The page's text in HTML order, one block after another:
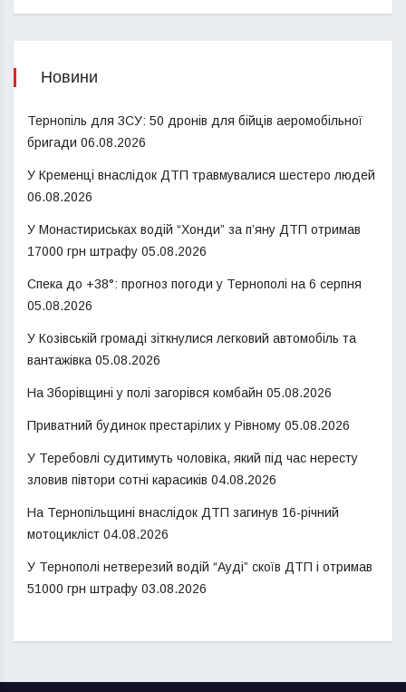
Новини
Тернопіль для ЗСУ: 50 дронів для бійців аеромобільної
бригади 06.08.2026
У Кременці внаслідок ДТП травмувалися шестеро людей
06.08.2026
У Монастириськах водій “Хонди” за п’яну ДТП отримав
17000 грн штрафу 05.08.2026
Спека до +38°: прогноз погоди у Тернополі на 6 серпня
05.08.2026
У Козівській громаді зіткнулися легковий автомобіль та
вантажівка 05.08.2026
На Зборівщині у полі загорівся комбайн 05.08.2026
Приватний будинок престарілих у Рівному 05.08.2026
У Теребовлі судитимуть чоловіка, який під час нересту
зловив півтори сотні карасиків 04.08.2026
На Тернопільщині внаслідок ДТП загинув 16-річний
мотоцикліст 04.08.2026
У Тернополі нетверезий водій “Ауді” скоїв ДТП і отримав
51000 грн штрафу 03.08.2026